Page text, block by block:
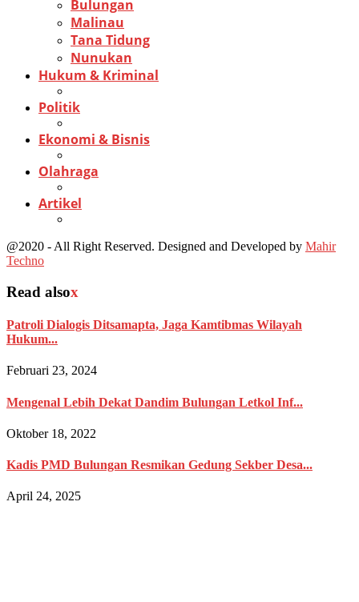
Bulungan
Malinau
Tana Tidung
Nunukan
Hukum & Kriminal
Politik
Ekonomi & Bisnis
Olahraga
Artikel
@2020 - All Right Reserved. Designed and Developed by Mahir
Techno
Read alsox
Patroli Dialogis Ditsamapta, Jaga Kamtibmas Wilayah
Hukum...
Februari 23, 2024
Mengenal Lebih Dekat Dandim Bulungan Letkol Inf...
Oktober 18, 2022
Kadis PMD Bulungan Resmikan Gedung Sekber Desa...
April 24, 2025